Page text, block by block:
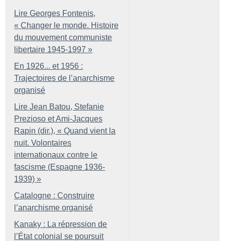
Lire Georges Fontenis,
« Changer le monde. Histoire
du mouvement communiste
libertaire 1945-1997 »
En 1926... et 1956 :
Trajectoires de l’anarchisme
organisé
Lire Jean Batou, Stefanie
Prezioso et Ami-Jacques
Rapin (dir.), « Quand vient la
nuit. Volontaires
internationaux contre le
fascisme (Espagne 1936-
1939) »
Catalogne : Construire
l’anarchisme organisé
Kanaky : La répression de
l’État colonial se poursuit